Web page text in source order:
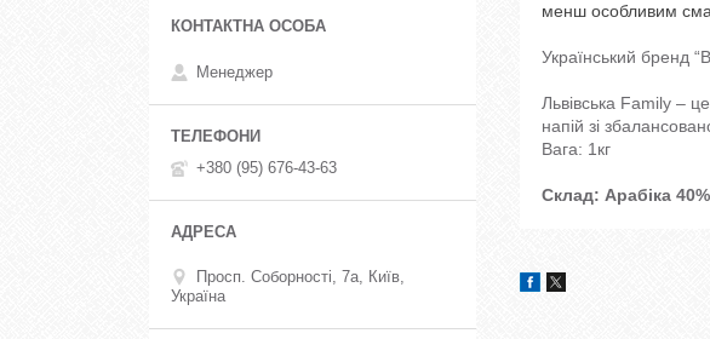
менш особливим
Український бренд
Львівська Family –
напій зі
Вага: 1кг
Склад: Арабіка
Менеджер
+380 (95) 676-43-63
Просп. Соборності, 7а, Київ,
Україна